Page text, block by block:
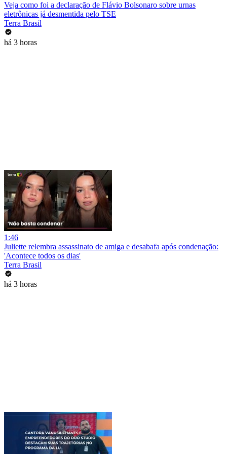
Veja como foi a declaração de Flávio Bolsonaro sobre urnas
eletrônicas já desmentida pelo TSE
Terra Brasil
há 3 horas
1:46
Juliette relembra assassinato de amiga e desabafa após condenação:
'Acontece todos os dias'
Terra Brasil
há 3 horas